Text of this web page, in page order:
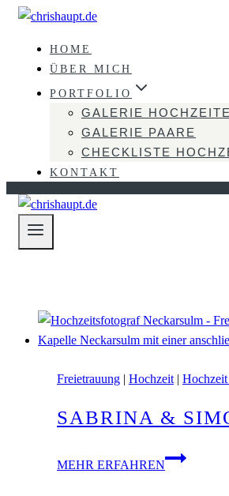
Zum
springen
HOME
ÜBER MICH
PORTFOLIO
GALERIE
GALERIE PAARE
CHECKLISTE
KONTAKT
Freietrauung | Hochzeit |
SABRINA &
MEHR ERFAHREN
Sabrina